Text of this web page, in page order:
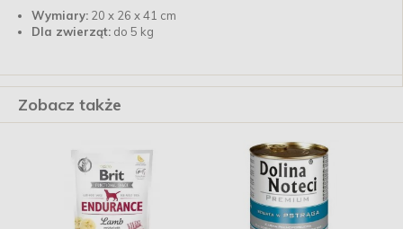
Wymiary: 20 x 26 x 41 cm
Dla zwierząt: do 5 kg
Zobacz także